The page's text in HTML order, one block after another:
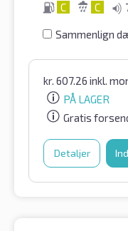
C C
Sammenlign
kr. 607.26 inkl.
PÅ LAGER
Gratis
Detaljer